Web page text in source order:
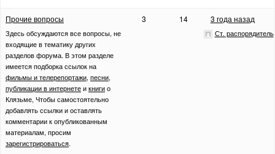
Прочие вопросы
Здесь обсуждаются все вопросы, не
входящие в тематику других
разделов форума. В этом разделе
имеется подборка ссылок на
фильмы и телерепортажи, песни,
публикации в интернетеикнигио
Клязьме, Чтобы самостоятельно
добавлять ссылки и оставлять
комментарии к опубликованным
материалам, просим
зарегистрироваться.
3 14 3 года назад
Ст. распорядитель